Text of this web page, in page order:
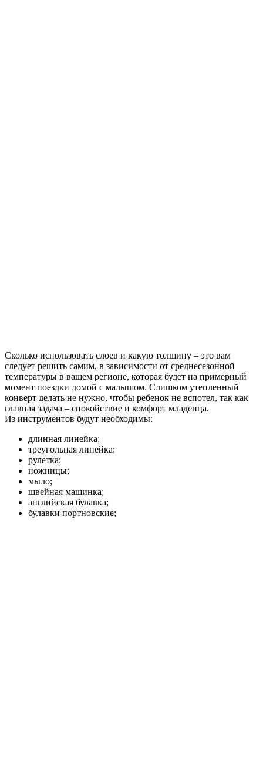
Сколько использовать слоев и какую толщину – это вам
следует решить самим, в зависимости от среднесезонной
температуры в вашем регионе, которая будет на примерный
момент поездки домой с малышом. Слишком утепленный
конверт делать не нужно, чтобы ребенок не вспотел, так как
главная задача – спокойствие и комфорт младенца.
Из инструментов будут необходимы:
длинная линейка;
треугольная линейка;
рулетка;
ножницы;
мыло;
швейная машинка;
английская булавка;
булавки портновские;